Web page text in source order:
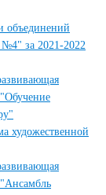
объединений
за 2021-2022
художественной